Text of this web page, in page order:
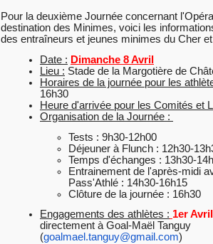
Pour la deuxième Journée concernant
destination des Minimes, voici les
des entraîneurs et jeunes minimes du Cher
Date : Dimanche 8 Avril
Lieu : Stade de la Margotière de
Horaires de la journée pour les
16h30
Heure d'arrivée pour les Comités et
Organisation de la Journée :
Tests : 9h30-12h00
Déjeuner à Flunch : 12h30-
Temps d'échanges : 13h30-
Entrainement de l'après-midi
Pass'Athlé : 14h30-16h15
Clôture de la journée : 16h30
Engagements des athlètes : 1er
directement à Goal-Maël Tanguy
(goalmael.tanguy@gmail.com)